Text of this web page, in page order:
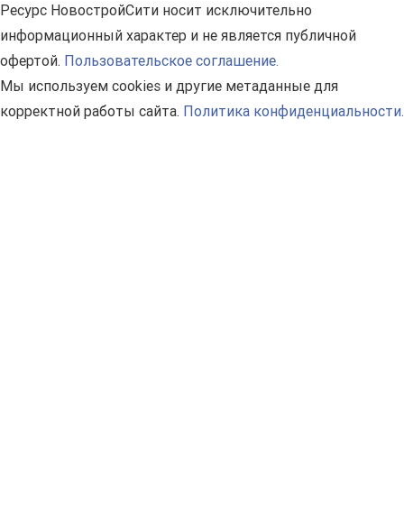
Ресурс НовостройСити носит исключительно
информационный характер и не является публичной
офертой. Пользовательское соглашение.
Мы используем cookies и другие метаданные для
корректной работы сайта. Политика конфиденциальности.